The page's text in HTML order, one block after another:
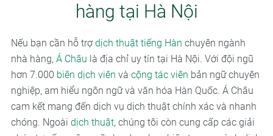
hàng tại Hà Nội
Nếu bạn cần hỗ trợdịch thuật tiếng Hàn chuyên ngành
nhà hàng, Á Châu là địa chỉ uy tín tại Hà Nội. Với đội ngũ
hơn 7.000 biên dịch viên và cộng tác viên bản ngữ chuyên
nghiệp, am hiểu ngôn ngữ và văn hóa Hàn Quốc. Á Châu
cam kết mang đến dịch vụ dịch thuật chính xác và nhanh
chóng. Ngoài dịch thuật, chúng tôi còn cung cấp các giải